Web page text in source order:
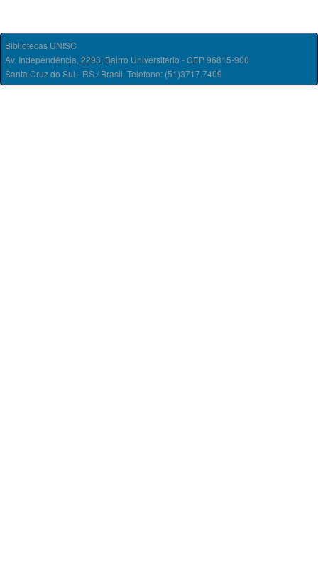
Bibliotecas UNISC
Av. Independência, 2293, Bairro Universitário - CEP 96815-900
Santa Cruz do Sul - RS / Brasil. Telefone: (51)3717.7409